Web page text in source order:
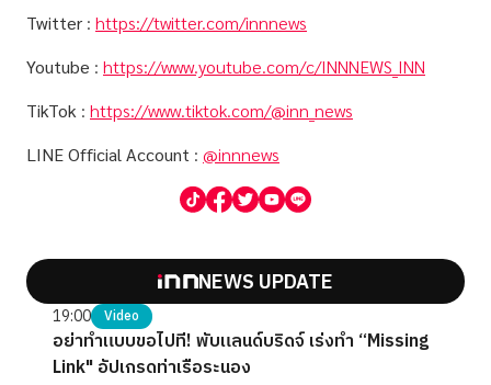
Twitter : https://twitter.com/innnews
Youtube : https://www.youtube.com/c/INNNEWS_INN
TikTok : https://www.tiktok.com/@inn_news
LINE Official Account : @innnews
NEWS UPDATE
19:00 Video
อย่าทำแบบขอไปที! พับแลนด์บริดจ์ เร่งทำ “Missing
Link" อัปเกรดท่าเรือระนอง